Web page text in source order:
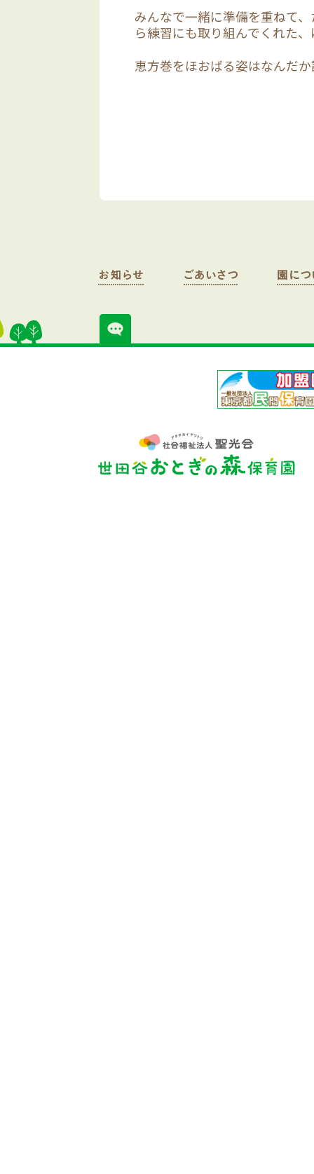
みんなで一緒に準備を重ねて
ら練習にも取り組んでくれた
恵方巻をほおばる姿はなんだ